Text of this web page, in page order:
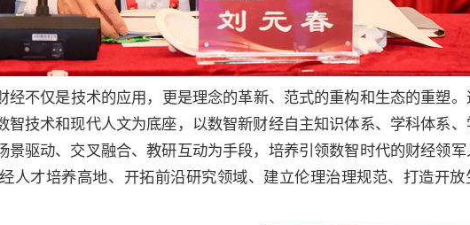
经不仅是技术的应用，更是理念的革新、范式的重构和生态的重塑。
智技术和现代人文为底座，以数智新财经自主知识体系、学科体系、
驱动、交叉融合、教研互动为手段，培养引领数智时代的财经领军
人才培养高地、开拓前沿研究领域、建立伦理治理规范、打造开放